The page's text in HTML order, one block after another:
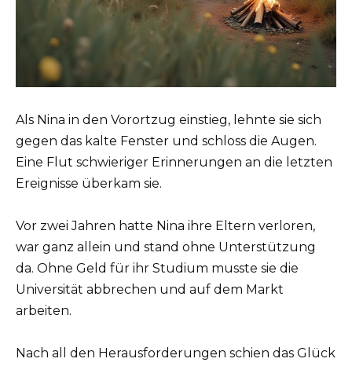
Als Nina in den Vorortzug einstieg, lehnte sie sich
gegen das kalte Fenster und schloss die Augen.
Eine Flut schwieriger Erinnerungen an die letzten
Ereignisse überkam sie.
Vor zwei Jahren hatte Nina ihre Eltern verloren,
war ganz allein und stand ohne Unterstützung
da. Ohne Geld für ihr Studium musste sie die
Universität abbrechen und auf dem Markt
arbeiten.
Nach all den Herausforderungen schien das Glück